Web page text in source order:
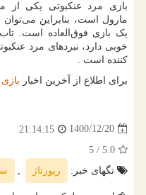
بازی مرد عنکبوتی یکی از
مارول است، بنابراین
یک بازی فوق‌العاده است.
خوبی دارد، نبردهای مرد
کننده است .
برای اطلاع از آخرین اخبار بازی
1400/12/20
21:14:15
5.0
/ 5
تگهای خبر:
رپورتاژ ,